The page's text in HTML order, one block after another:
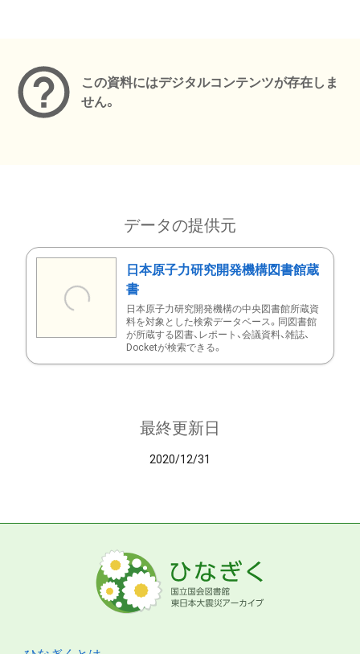
この資料にはデジタルコンテンツが存在しま
せん。
データの提供元
日本原子力研究開発機構図書館蔵
書
日本原子力研究開発機構の中央図書館所蔵資
料を対象とした検索データベース。同図書館
が所蔵する図書、レポート、会議資料、雑誌、
Docketが検索できる。
最終更新日
2020/12/31